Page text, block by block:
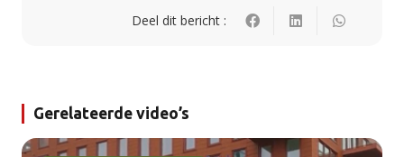
Deel dit bericht :
Gerelateerde video’s